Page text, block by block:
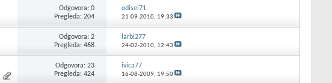
Odgovora: 0
Pregleda: 204
odisei71
21-09-2010, 19:33
Odgovora: 2
Pregleda: 468
larbi277
24-02-2010, 12:43
Odgovora: 23
Pregleda: 424
ivica77
16-08-2009, 19:50